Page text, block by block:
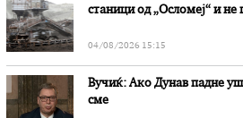
станици од „Осломеј“ и
04/08/2026 15:15
Вучиќ: Ако Дунав падне
сме